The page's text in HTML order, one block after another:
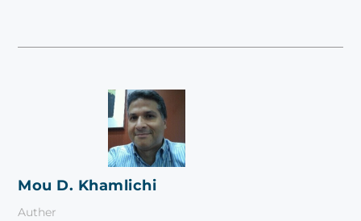
Mou D. Khamlichi
Auther